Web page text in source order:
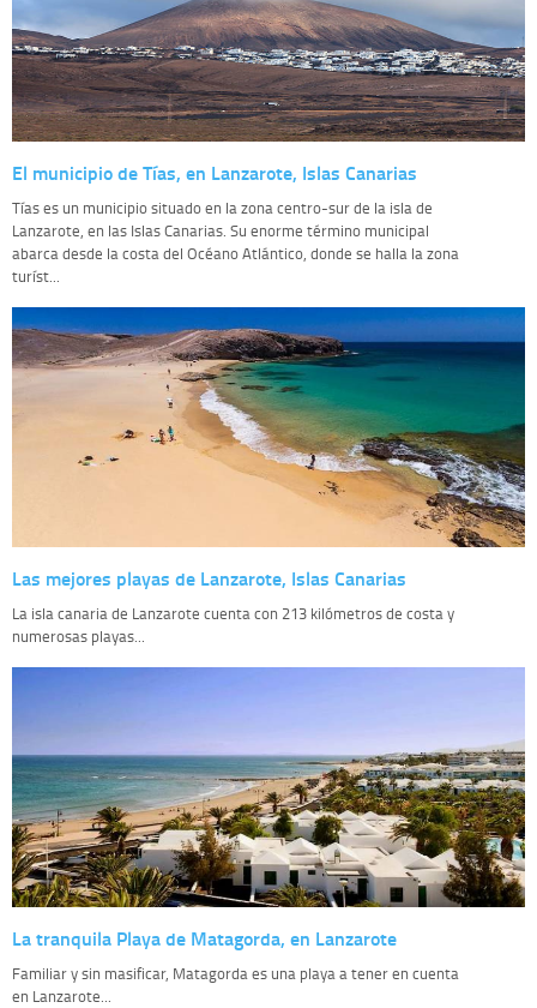
El municipio de Tías, en Lanzarote, Islas Canarias
Tías es un municipio situado en la zona centro-sur de la isla de
Lanzarote, en las Islas Canarias. Su enorme término municipal
abarca desde la costa del Océano Atlántico, donde se halla la zona
turíst...
Las mejores playas de Lanzarote, Islas Canarias
La isla canaria de Lanzarote cuenta con 213 kilómetros de costa y
numerosas playas...
La tranquila Playa de Matagorda, en Lanzarote
Familiar y sin masificar, Matagorda es una playa a tener en cuenta
en Lanzarote...